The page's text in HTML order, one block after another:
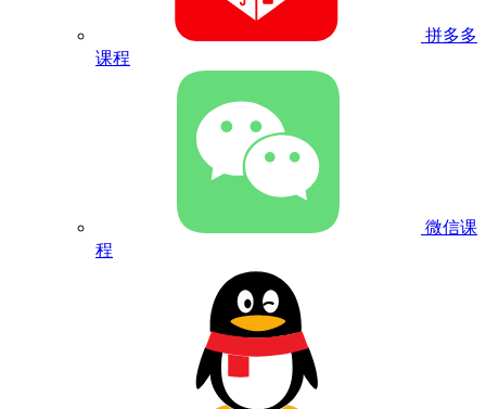
拼多多
课程
微信课
程